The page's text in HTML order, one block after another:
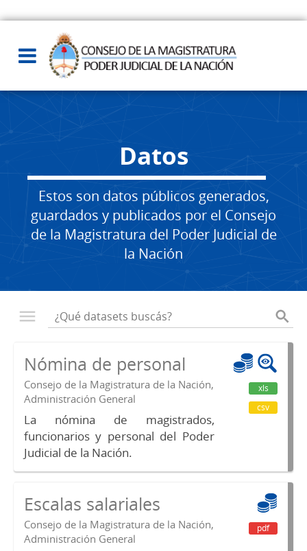
Datos
Estos son datos públicos generados,
guardados y publicados por el Consejo
de la Magistratura del Poder Judicial de
la Nación
Nómina de personal
Consejo de la Magistratura de la Nación,
Administración General
La nómina de magistrados,
funcionarios y personal del Poder
Judicial de la Nación.
xls
csv
Escalas salariales
Consejo de la Magistratura de la Nación,
Administración General
pdf